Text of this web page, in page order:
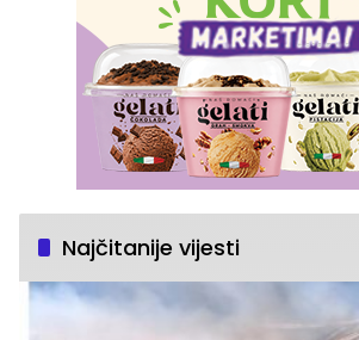
Najčitanije vijesti